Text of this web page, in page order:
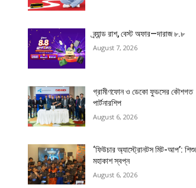
ব্র্যান্ড রাশ, বেস্ট অফার—দারাজ ৮.৮
August 7, 2026
গ্রামীণফোন ও ডেকো ফুডসের কৌশগত
পার্টনারশিপ
August 6, 2026
‘ফিউচার অ্যাস্ট্রোনটস মিট-আপ’:
মহাকাশ স্বপ্ন
August 6, 2026